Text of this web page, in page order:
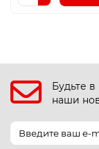
Будьте
наши